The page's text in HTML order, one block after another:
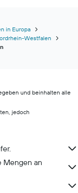
in Europa
Westfalen
und beinhalten alle
jedoch
Mengen an